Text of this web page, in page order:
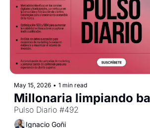
May 15, 2026 • 1 min read
Millonaria limpiando
Pulso Diario #492
Ignacio Goñi